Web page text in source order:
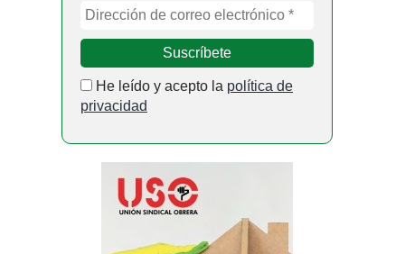
He leído y acepto la política de
privacidad